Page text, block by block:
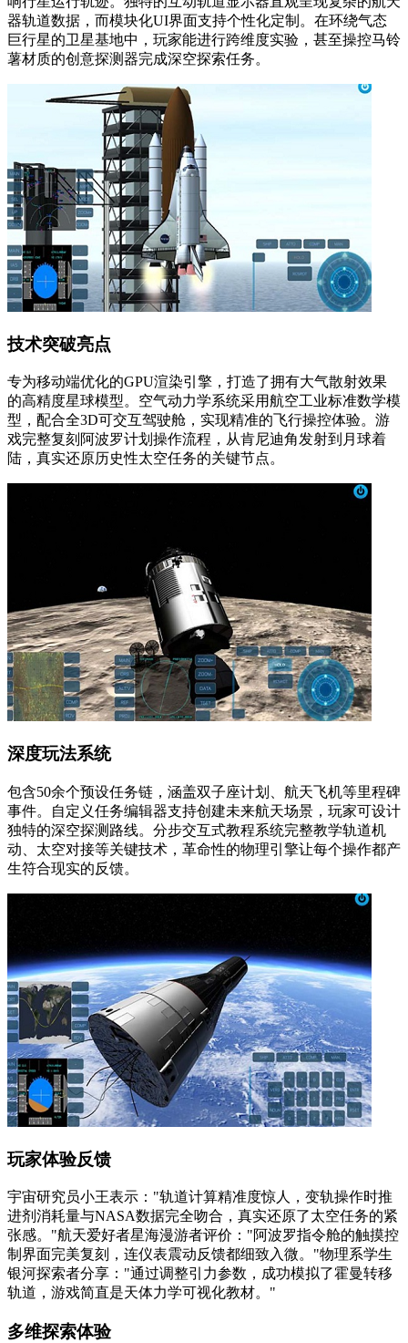
器轨道数据，而模块化UI界面支持个性化定制。在环绕气态
巨行星的卫星基地中，玩家能进行跨维度实验，甚至操控马铃
薯材质的创意探测器完成深空探索任务。
技术突破亮点
专为移动端优化的GPU渲染引擎，打造了拥有大气散射效果
的高精度星球模型。空气动力学系统采用航空工业标准数学模
型，配合全3D可交互驾驶舱，实现精准的飞行操控体验。游
戏完整复刻阿波罗计划操作流程，从肯尼迪角发射到月球着
陆，真实还原历史性太空任务的关键节点。
深度玩法系统
包含50余个预设任务链，涵盖双子座计划、航天飞机等里程碑
事件。自定义任务编辑器支持创建未来航天场景，玩家可设计
独特的深空探测路线。分步交互式教程系统完整教学轨道机
动、太空对接等关键技术，革命性的物理引擎让每个操作都产
生符合现实的反馈。
玩家体验反馈
宇宙研究员小王表示："轨道计算精准度惊人，变轨操作时推
进剂消耗量与NASA数据完全吻合，真实还原了太空任务的紧
张感。"航天爱好者星海漫游者评价："阿波罗指令舱的触摸控
制界面完美复刻，连仪表震动反馈都细致入微。"物理系学生
银河探索者分享："通过调整引力参数，成功模拟了霍曼转移
轨道，游戏简直是天体力学可视化教材。"
多维探索体验